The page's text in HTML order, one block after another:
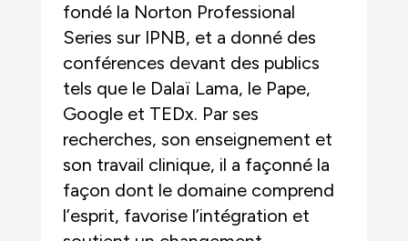
fondé la Norton Professional
Series sur IPNB, et a donné des
conférences devant des publics
tels que le Dalaï Lama, le Pape,
Google et TEDx. Par ses
recherches, son enseignement et
son travail clinique, il a façonné la
façon dont le domaine comprend
l’esprit, favorise l’intégration et